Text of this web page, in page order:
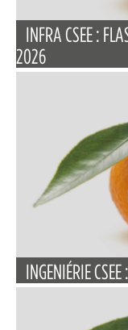
INFRA CSEE :
2026
INGENIÉRIE